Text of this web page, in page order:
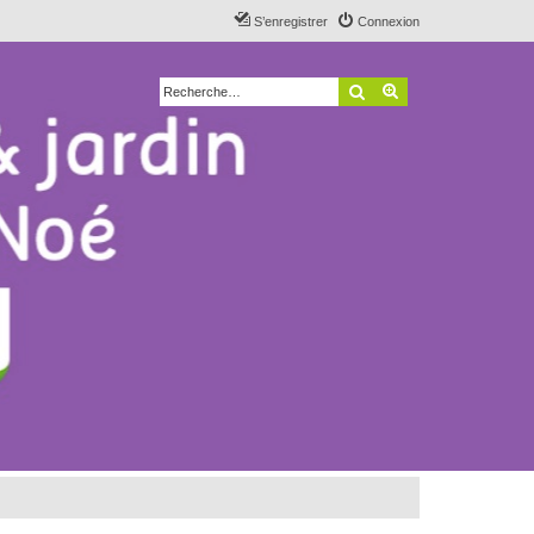
Connexion
S’enregistrer
Rechercher